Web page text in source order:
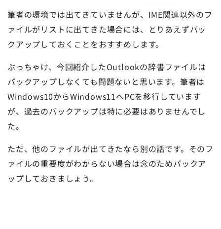
筆者の環境では出てきていませんが、IME関連以外のフ
ァイルがリストに出てきた場合には、とりあえずバッ
クアップしておくことをおすすめします。
ぶっちゃけ、今回紹介したOutlookの辞書ファイルは
バックアップしなくても問題ないと思います。筆者は
Windows10からWindows11へPCを移行しています
が、過去のバックアップは特に必要はありませんでし
た。
ただ、他のファイルが出てきたなら別の話です。そのフ
ァイルの重要度がわからない場合は念のためバックア
ップしておきましょう。